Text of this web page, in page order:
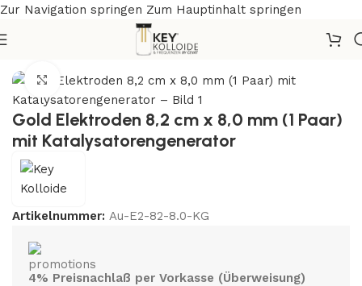
Zur Navigation springen Zum Hauptinhalt springen
Gold
Zum Vergrößern klicken
Gold Elektroden 8,2 cm x 8,0 mm (1 Paar)
mit Katalysatorengenerator
Artikelnummer: Au-E2-82-8.0-KG
4% Preisnachlaß per Vorkasse (Überweisung)